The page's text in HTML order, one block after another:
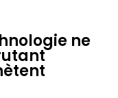
ne